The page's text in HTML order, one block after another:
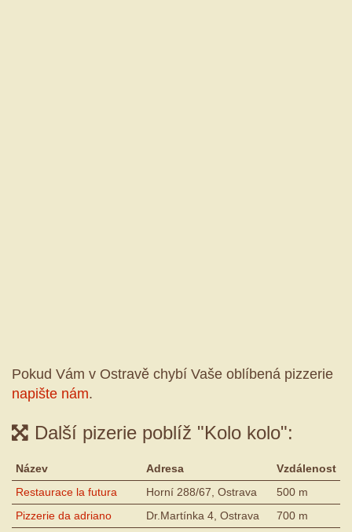
Pokud Vám v Ostravě chybí Vaše oblíbená pizzerie
napište nám.
Další pizerie poblíž "Kolo kolo":
Název Adresa
Vzdálenost
Restaurace la futura
Horní 288/67, Ostrava
500 m
Pizzerie da adriano
Dr.Martínka 4, Ostrava 700 m